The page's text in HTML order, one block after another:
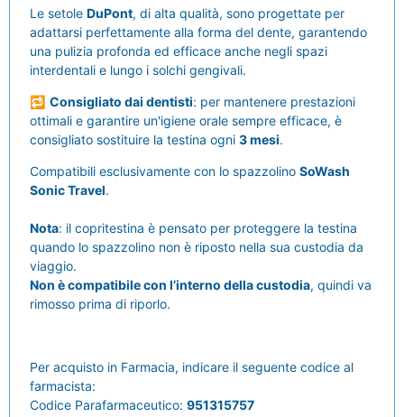
Le setole DuPont, di alta qualità, sono progettate per
adattarsi perfettamente alla forma del dente, garantendo
una pulizia profonda ed efficace anche negli spazi
interdentali e lungo i solchi gengivali.
🔁 Consigliato dai dentisti: per mantenere prestazioni
ottimali e garantire un'igiene orale sempre efficace, è
consigliato sostituire la testina ogni 3 mesi.
Compatibili esclusivamente con lo spazzolino SoWash
Sonic Travel.
Nota: il copritestina è pensato per proteggere la testina
quando lo spazzolino non è riposto nella sua custodia da
viaggio.
Non è compatibile con l’interno della custodia, quindi va
rimosso prima di riporlo.
Per acquisto in Farmacia, indicare il seguente codice al
farmacista:
Codice Parafarmaceutico: 951315757